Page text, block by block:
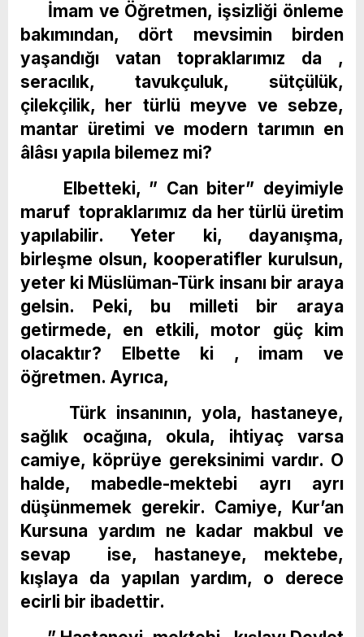
İmam ve Öğretmen, işsizliği önleme
bakımından, dört mevsimin birden
yaşandığı vatan topraklarımız da ,
seracılık, tavukçuluk, sütçülük,
çilekçilik, her türlü meyve ve sebze,
mantar üretimi ve modern tarımın en
âlâsı yapıla bilemez mi?
Elbetteki, ” Can biter” deyimiyle
maruf topraklarımız da her türlü üretim
yapılabilir. Yeter ki, dayanışma,
birleşme olsun, kooperatifler kurulsun,
yeter ki Müslüman-Türk insanı bir araya
gelsin. Peki, bu milleti bir araya
getirmede, en etkili, motor güç kim
olacaktır? Elbette ki , imam ve
öğretmen. Ayrıca,
Türk insanının, yola, hastaneye,
sağlık ocağına, okula, ihtiyaç varsa
camiye, köprüye gereksinimi vardır. O
halde, mabedle-mektebi ayrı ayrı
düşünmemek gerekir. Camiye, Kur’an
Kursuna yardım ne kadar makbul ve
sevap ise, hastaneye, mektebe,
kışlaya da yapılan yardım, o derece
ecirli bir ibadettir.